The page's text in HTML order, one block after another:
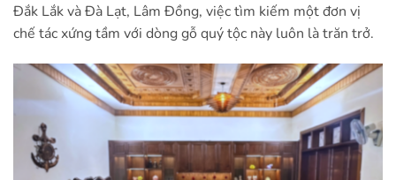
Đắk Lắk và Đà Lạt, Lâm Đồng, việc tìm kiếm một đơn vị
chế tác xứng tầm với dòng gỗ quý tộc này luôn là trăn trở.